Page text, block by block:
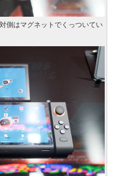
側はマグネットでくっついてい